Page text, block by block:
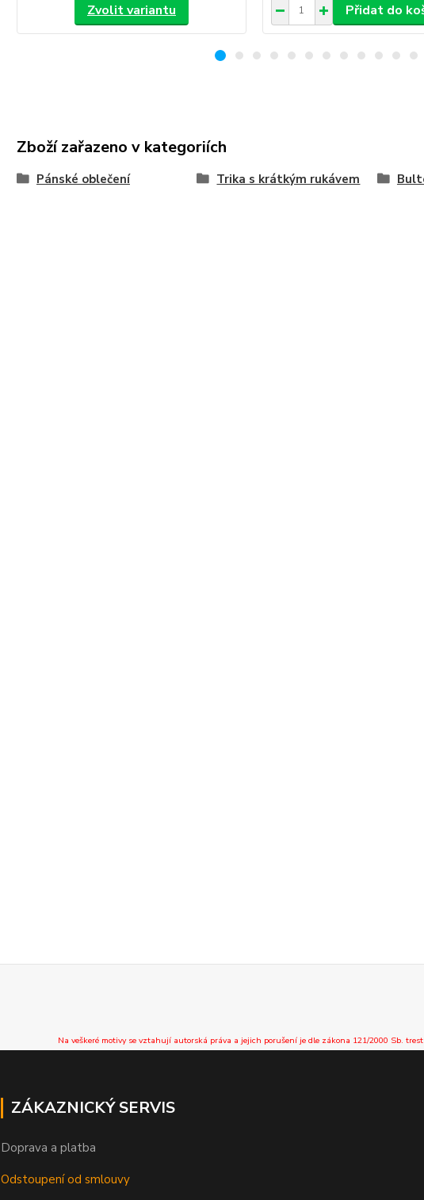
Zvolit variantu Přidat do
Zboží zařazeno v kategoriích
Pánské oblečení Trika s krátkým rukávem
Na veškeré motivy se vztahují autorská práva a jejich porušení je dle zákona 121/2000 Sb.
ZÁKAZNICKÝ SERVIS
Doprava a platba
Odstoupení od smlouvy